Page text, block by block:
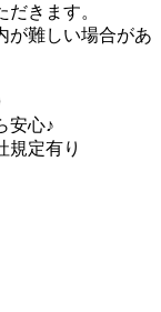
きます。
が難しい場合があ
安心♪
規定有り